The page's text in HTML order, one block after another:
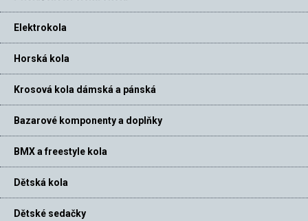
Elektrokola
Horská kola
Krosová kola dámská a pánská
Bazarové komponenty a doplňky
BMX a freestyle kola
Dětská kola
Dětské sedačky